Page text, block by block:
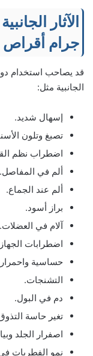
جرام أقراص
الجانبية مثل:
إسهال شديد.
تصبغ وتلون
اضطراب نظم
ألم في المفاصل.
ألم عند الجماع.
براز أسود.
آلام في العضلات.
اضطرابات
حساسية واحمرار
التشنجات.
دم في البول.
تغير حاسة
اصفرار الجلد
نمو الفطريات